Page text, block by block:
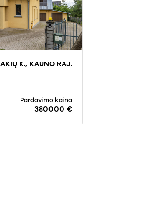
K., KAUNO RAJ.
Pardavimo kaina
380000 €